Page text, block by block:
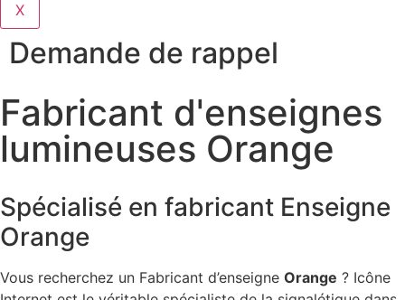
X
Demande de rappel
Fabricant d'enseignes
lumineuses Orange
Spécialisé en fabricant Enseigne
Orange
Vous recherchez un Fabricant d’enseigne Orange ? Icône